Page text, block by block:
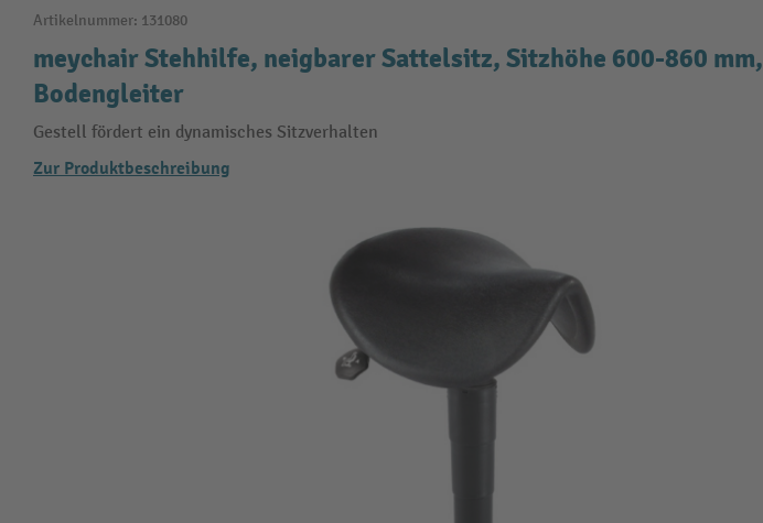
Artikelnummer: 131080
meychair Stehhilfe, neigbarer Sattelsitz, Sitzhöhe 600-860 mm,
Bodengleiter
Gestell fördert ein dynamisches Sitzverhalten
Zur Produktbeschreibung